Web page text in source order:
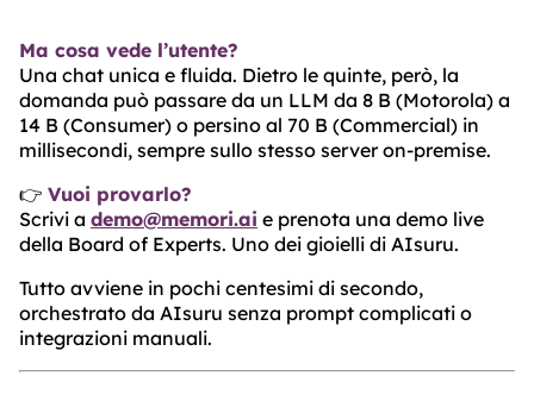
Ma cosa vede l’utente?
Una chat unica e fluida. Dietro le quinte, però, la
domanda può passare da un LLM da 8 B (Motorola) a
14 B (Consumer) o persino al 70 B (Commercial) in
millisecondi, sempre sullo stesso server on-premise.
👉 Vuoi provarlo?
Scrivi a demo@memori.ai e prenota una demo live
della Board of Experts. Uno dei gioielli di AIsuru.
Tutto avviene in pochi centesimi di secondo,
orchestrato da AIsuru senza prompt complicati o
integrazioni manuali.